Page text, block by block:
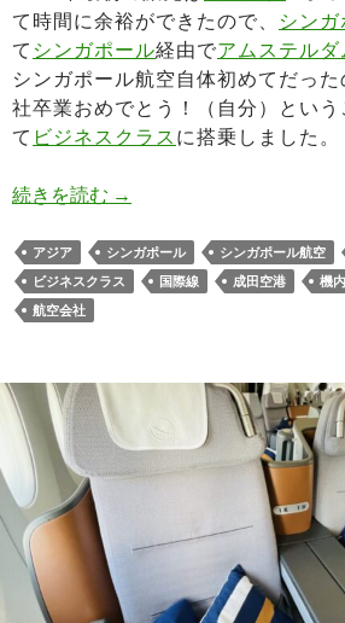
て時間に余裕ができたので、 シン
て シンガポール経由でアムステルダ
シンガポール航空自体初めてだっ
社卒業おめでとう！（自分）とい
て ビジネスクラスに搭乗しました。
続きを読む シンガポール航空ビジネ
→
アジア シンガポール シンガポール航空
ビジネスクラス
国際線 成田空港 機
航空会社